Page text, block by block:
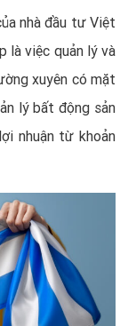
nhà đầu tư Việt
là việc quản lý và
xuyên có mặt
lý bất động sản
nhuận từ khoản